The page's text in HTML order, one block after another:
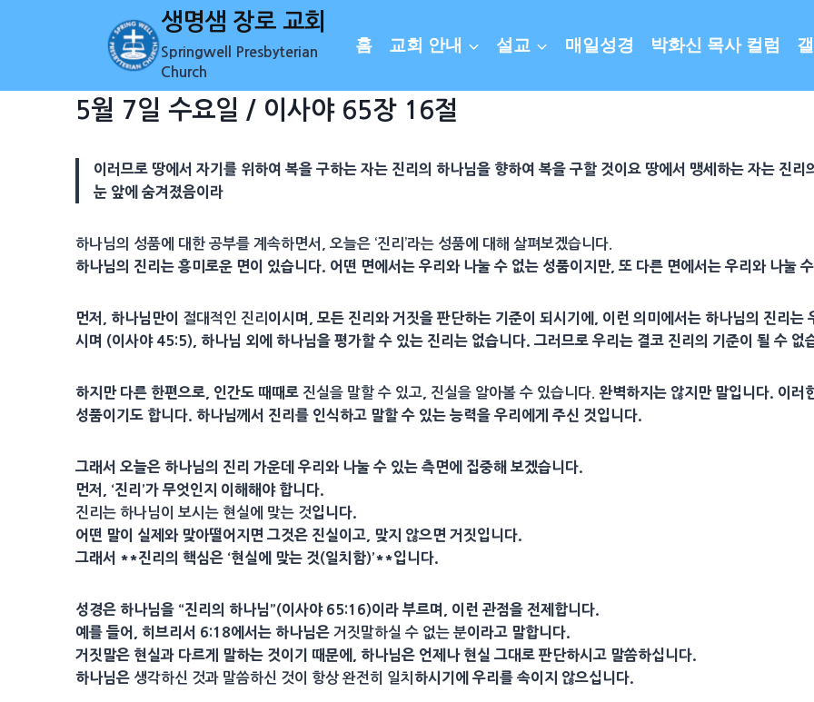
생명샘 장로 교회
Springwell Presbyterian
Church
홈 교회 안내 설교 매일성경 박화신 목사 컬럼
5월 7일 수요일 / 이사야 65장 16절
이러므로 땅에서 자기를 위하여 복을 구하는 자는 진리의 하나님을 향하여 복을 구할 것이요 땅에서 맹세하는 자는 진
눈 앞에 숨겨졌음이라
하나님의 성품에 대한 공부를 계속하면서, 오늘은 ‘진리’라는 성품에 대해 살펴보겠습니다.
하나님의 진리는 흥미로운 면이 있습니다. 어떤 면에서는 우리와 나눌 수 없는 성품이지만, 또 다른 면에서는 우리와 나눌
먼저, 하나님만이 절대적인 진리 이시며, 모든 진리와 거짓을 판단하는 기준이 되시기에, 이런 의미에서는 하나님의 진리는
시며 (이사야 45:5), 하나님 외에 하나님을 평가할 수 있는 진리는 없습니다. 그러므로 우리는 결코 진리의 기준이 될 수 없
하지만 다른 한편으로, 인간도 때때로 진실을 말할 수 있고 진실을 알아볼 수 있습니다. 완벽하지는 않지만 말입니다. 이러
성품이기도 합니다. 하나님께서 진리를 인식하고 말할 수 있는 능력을 우리에게 주신 것입니다.
그래서 오늘은 하나님의 진리 가운데 우리와 나눌 수 있는 측면에 집중해 보겠습니다.
먼저, ‘진리’가 무엇인지 이해해야 합니다.
진리는 하나님이 보시는 현실에 맞는 것입니다.
어떤 말이 실제와 맞아떨어지면 그것은 진실이고, 맞지 않으면 거짓입니다.
그래서 **진리의 핵심은 ‘현실에 맞는 것(일치함)’**입니다.
성경은 하나님을 “진리의 하나님”(이사야 65:16)이라 부르며, 이런 관점을 전제합니다.
예를 들어, 히브리서 6:18에서는 하나님은거짓말하실 수 없는 분이라고 말합니다.
거짓말은 현실과 다르게 말하는 것이기 때문에, 하나님은 언제나 현실 그대로 판단하시고 말씀하십니다.
하나님은 생각하신 것과 말씀하신 것이 항상 완전히 일치하시기에 우리를 속이지 않으십니다.